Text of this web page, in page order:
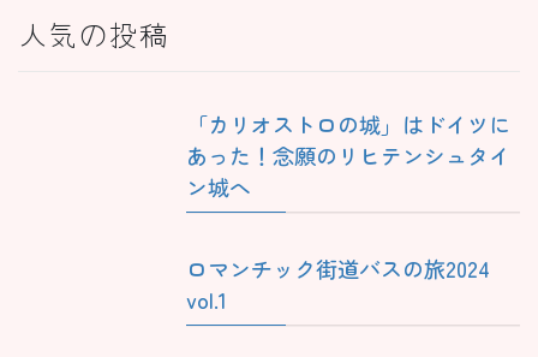
人気の投稿
「カリオストロの城」はドイツに
あった！念願のリヒテンシュタイ
ン城へ
ロマンチック街道バスの旅2024
vol.1